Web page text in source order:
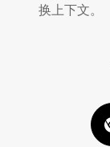
换上下文。